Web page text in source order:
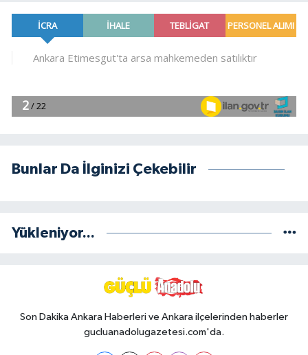
Bunlar Da İlginizi Çekebilir
Yükleniyor...
Son Dakika Ankara Haberleri ve Ankara ilçelerinden haberler
gucluanadolugazetesi.com'da.